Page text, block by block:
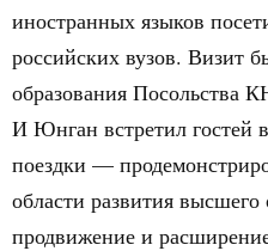
иностранных языков
российских вузов. Визит
образования
И Юнган встретил гостей
поездки —
области развития
продвижение и